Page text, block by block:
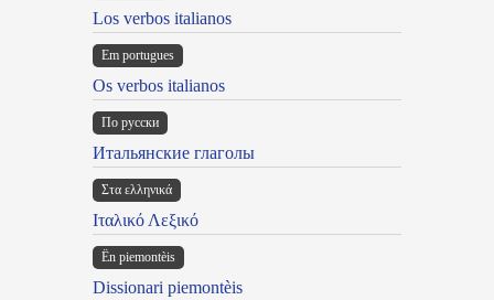
Los verbos italianos
Em portugues
Os verbos italianos
По русски
Итальянские глаголы
Στα ελληνικά
Ιταλικό Λεξικό
Ën piemontèis
Dissionari piemontèis